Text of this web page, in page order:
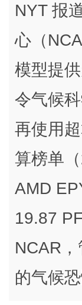
NYT 报
心（
模型提
令气候
再使用
算榜单
AMD
19.87
NCAR
的气候